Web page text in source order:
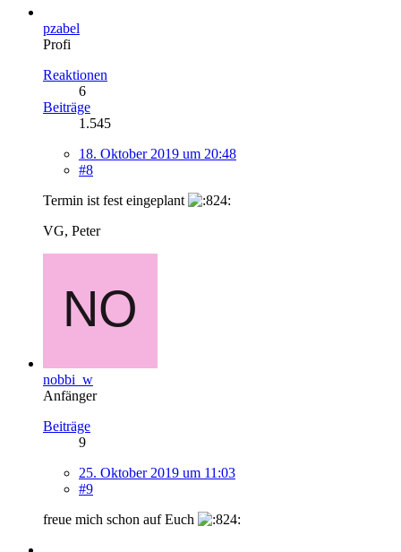
pzabel
Profi
Reaktionen
6
Beiträge
1.545
18. Oktober 2019 um 20:48
#8
Termin ist fest eingeplant
VG, Peter
nobbi_w
Anfänger
Beiträge
9
25. Oktober 2019 um 11:03
#9
freue mich schon auf Euch